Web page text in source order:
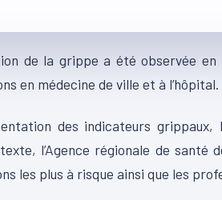
de la grippe a été observée
en médecine de ville et à l’hôpital.
des indicateurs
l’Agence régionale de
les plus à risque ainsi que les